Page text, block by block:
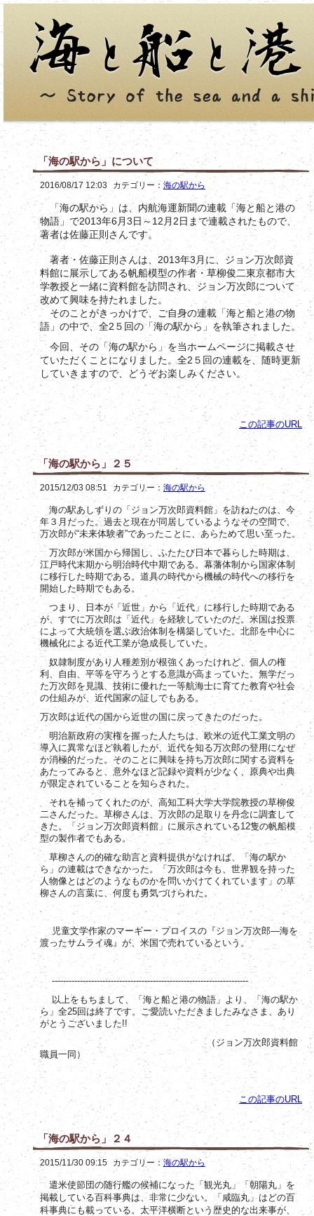
「海の駅から」について
2016/08/17 12:03 カテゴリー： 海の駅から
「海の駅から」は、内航海運新聞の連載「海と船と港の
物語」で2013年6月3日～12月2日まで連載されたもので、
著者は佐藤正則さんです。
著者・佐藤正則さんは、2013年3月に、ジョン万次郎資
料館に展示してある帆船模型の作者・草柳俊二東京都市大
学教授と一緒に資料館を訪問され、ジョン万次郎について
改めて興味を持たれました。
そのことがきっかけで、ご自身の連載「海と船と港の物
語」の中で、全2５回の「海の駅から」を執筆されました。
今回、その「海の駅から」を当ホームページに掲載させ
ていただくことになりました。全2５回の連載を、随時更新
していきますので、どうぞお楽しみください。
この記事のURL
「海の駅から」２５
2015/12/03 08:51 カテゴリー：海の駅から
海の駅あしずりの「ジョン万次郎資料館」を訪ねたのは、今
年３月だった。過去と現在が同居しているようなその空間で、
万次郎が“未来体験者”であったことに、あらためて思い至った。
万次郎が米国から帰国し、ふたたび日本で暮らした時期は、
江戸時代末期から明治時代中期である。幕藩体制から国家体制
に移行した時期である。道具の時代から機械の時代への移行を
開始した時期でもある。
つまり、日本が「近世」から「近代」に移行した時期である
が、すでに万次郎は「近代」を経験していたのだ。米国は投票
によって大統領を選ぶ政治体制を構築していた。北部を中心に
機械化による近代工業が急成長していた。
奴隷制度があり人種差別が根強くあったけれど、個人の権
利、自由、平等を守ろうとする意識が高まっていた。無学だっ
た万次郎を見識、技術に優れた一等航海士に育てた教育や社会
の仕組みが、近代国家の証しでもある。
万次郎は近代の国から近世の国に戻ってきたのだった。
明治新政府の実権を握った人たちは、欧米の近代工業文明の
導入に異常なほど執着したが、近代を知る万次郎の登用になぜ
か消極的だった。そのことに興味を持ち万次郎に関する資料を
あたってみると、意外なほど記録や資料が少なく、原典や出典
が限定されていることを知らされた。
それを補ってくれたのが、高知工科大学大学院教授の草柳俊
二さんだった。草柳さんは、万次郎の足取りを丹念に調査して
きた。「ジョン万次郎資料館」に展示されている12隻の帆船模
型の製作者でもある。
草柳さんの的確な助言と資料提供がなければ、「海の駅か
ら」の連載はできなかった。「万次郎は今も、世界観を持った
人物像とはどのようなものかを問いかけてくれています」の草
柳さんの言葉に、何度も勇気づけられた。
児童文学作家のマーギー・プロイスの『ジョン万次郎―海を
渡ったサムライ魂』が、米国で売れているという。
----------------------------------------------------------------------
以上をもちまして、「海と船と港の物語」より、「海の駅か
ら」全25回は終了です。ご愛読いただきましたみなさま、あり
がとうございました!!
（ジョン万次郎資料館
職員一同）
この記事のURL
「海の駅から」２４
2015/11/30 09:15 カテゴリー：海の駅から
遣米使節団の随行艦の候補になった「観光丸」「朝陽丸」を
掲載している百科事典は、非常に少ない。「咸臨丸」はどの百
科事典にも載っている。太平洋横断という歴史的な出来事が、